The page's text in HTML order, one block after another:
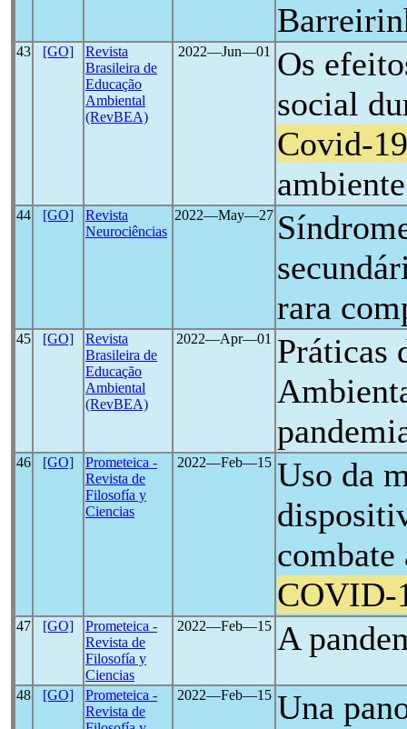
43 [GO]
Revista
Brasileira de
Educação
Ambiental
(RevBEA)
2022―Jun―01
Os
social
Covid-19
ambiente
44 [GO]
Revista
Neurociências
2022―May―27
rara
45 [GO]
Revista
Brasileira de
Educação
Ambiental
(RevBEA)
2022―Apr―01 Práticas
46 [GO]
Prometeica -
Revista de
Filosofía y
Ciencias
2022―Feb―15 Uso da
combate
COVID-
47 [GO]
Prometeica -
Revista de
Filosofía y
Ciencias
2022―Feb―15 A
48 [GO]
Prometeica -
Revista de
2022―Feb―15 Una